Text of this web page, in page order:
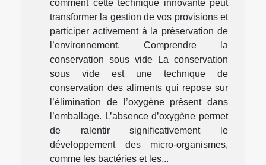
comment cette technique innovante peut
transformer la gestion de vos provisions et
participer activement à la préservation de
l’environnement. Comprendre la
conservation sous vide La conservation
sous vide est une technique de
conservation des aliments qui repose sur
l’élimination de l’oxygène présent dans
l’emballage. L’absence d’oxygène permet
de ralentir significativement le
développement des micro-organismes,
comme les bactéries et les...